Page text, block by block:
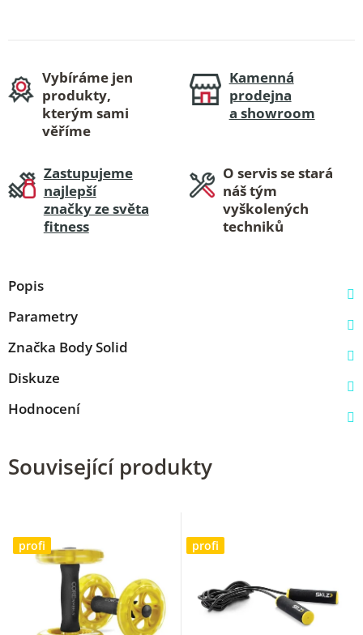
Vybíráme jen
produkty,
kterým sami
věříme
Kamenná
prodejna
a showroom
Zastupujeme
najlepší
značky ze světa
fitness
O servis se stará
náš tým
vyškolených
techniků
Popis
Parametry
Značka Body Solid
Diskuze
Hodnocení
Související produkty
profi profi